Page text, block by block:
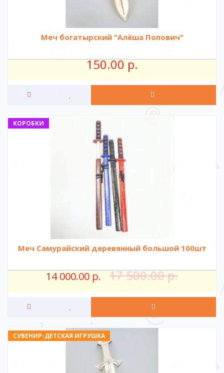
Меч богатырский "Алёша Попович"
150.00 р.
КОРОБКИ
Меч Самурайский деревянный большой 100шт
14 000.00 р. 17 500.00 р.
СУВЕНИР-ДЕТСКАЯ ИГРУШКА